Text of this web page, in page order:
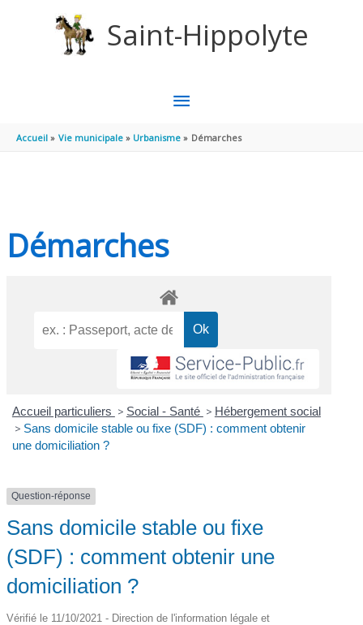
Saint-Hippolyte
MENU
PRINCIPAL
Accueil Vie municipale Urbanisme Démarches
Démarches
Accueil particuliers > Social - Santé > Hébergement social
> Sans domicile stable ou fixe (SDF) : comment obtenir
une domiciliation ?
Question-réponse
Sans domicile stable ou fixe
(SDF) : comment obtenir une
domiciliation ?
Vérifié le 11/10/2021 - Direction de l'information légale et